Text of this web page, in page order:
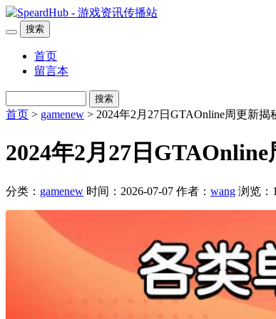
搜索
首页
留言本
搜索
首页 > gamenew > 2024年2月27日GTAOnline周更新
2024年2月27日
分类： gamenew 时间：2026-07-07 作者： wang 浏览：